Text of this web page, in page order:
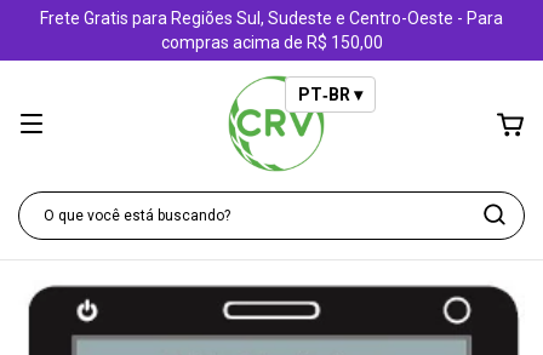
Frete Gratis para Regiões Sul, Sudeste e Centro-Oeste - Para
compras acima de R$ 150,00
PT‑BR ▾